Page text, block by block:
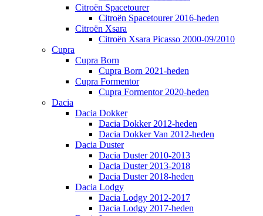
Citroën Spacetourer
Citroën Spacetourer 2016-heden
Citroën Xsara
Citroën Xsara Picasso 2000-09/2010
Cupra
Cupra Born
Cupra Born 2021-heden
Cupra Formentor
Cupra Formentor 2020-heden
Dacia
Dacia Dokker
Dacia Dokker 2012-heden
Dacia Dokker Van 2012-heden
Dacia Duster
Dacia Duster 2010-2013
Dacia Duster 2013-2018
Dacia Duster 2018-heden
Dacia Lodgy
Dacia Lodgy 2012-2017
Dacia Lodgy 2017-heden